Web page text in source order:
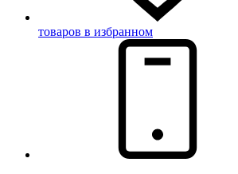
товаров в избранном